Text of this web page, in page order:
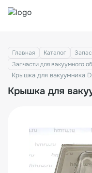
Главная Каталог
Запчасти для вакуумного
Крышка для вакуумника
Крышка для